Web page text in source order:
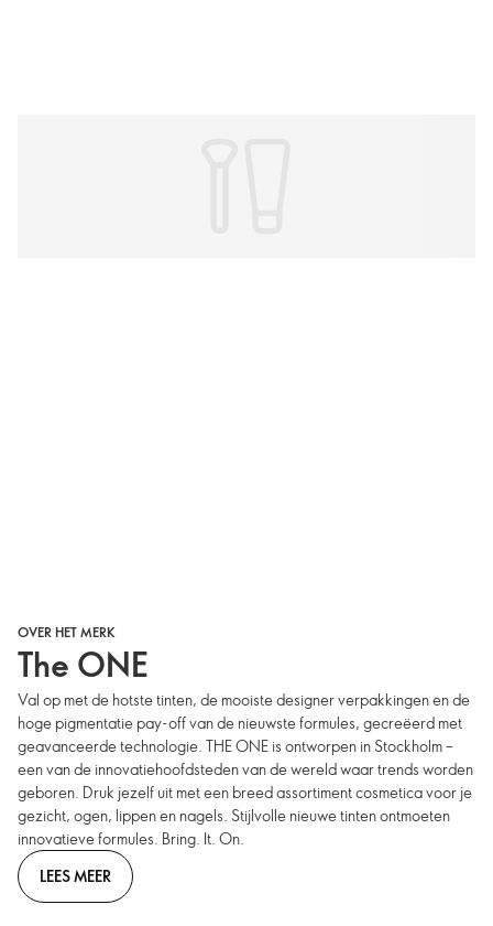
OVER HET MERK
The ONE
Val op met de hotste tinten, de mooiste designer verpakkingen en de
hoge pigmentatie pay-off van de nieuwste formules, gecreëerd met
geavanceerde technologie. THE ONE is ontworpen in Stockholm –
een van de innovatiehoofdsteden van de wereld waar trends worden
geboren. Druk jezelf uit met een breed assortiment cosmetica voor je
gezicht, ogen, lippen en nagels. Stijlvolle nieuwe tinten ontmoeten
innovatieve formules. Bring. It. On.
LEES MEER